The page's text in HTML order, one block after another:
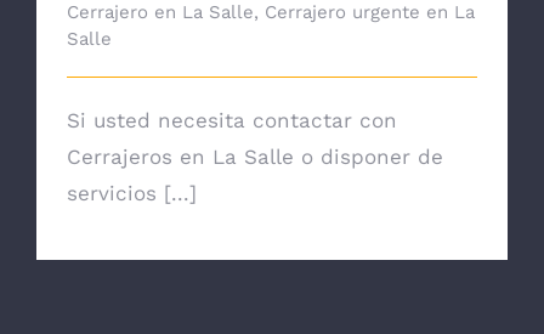
Cerrajero en La Salle, Cerrajero urgente en La
Salle
Si usted necesita contactar con
Cerrajeros en La Salle o disponer de
servicios [...]